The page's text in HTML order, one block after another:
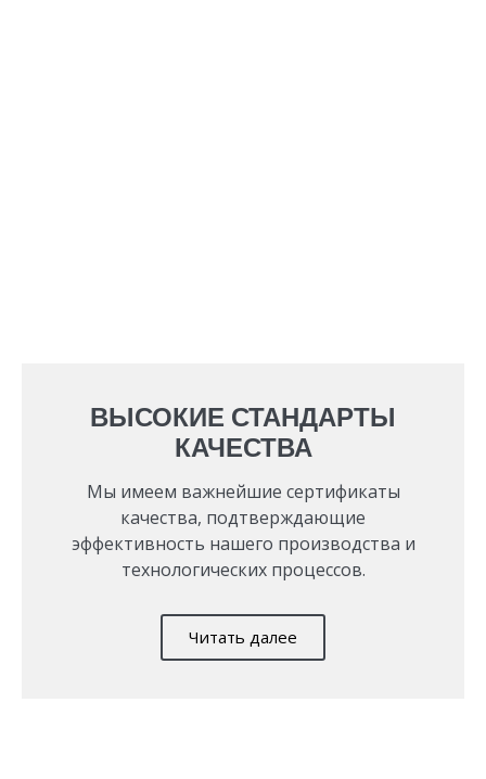
ВЫСОКИЕ СТАНДАРТЫ
КАЧЕСТВА
Мы имеем важнейшие сертификаты
качества, подтверждающие
эффективность нашего производства и
технологических процессов.
Читать далее